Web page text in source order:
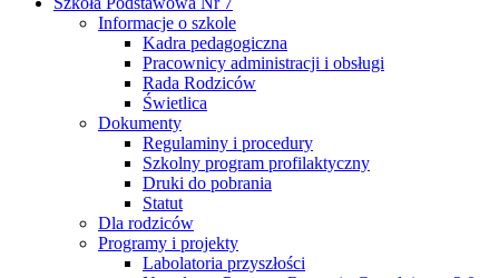
Informacje o szkole
Kadra pedagogiczna
Pracownicy administracji i obsługi
Rada Rodziców
Świetlica
Dokumenty
Regulaminy i procedury
Szkolny program profilaktyczny
Druki do pobrania
Statut
Dla rodziców
Programy i projekty
Labolatoria przyszłości